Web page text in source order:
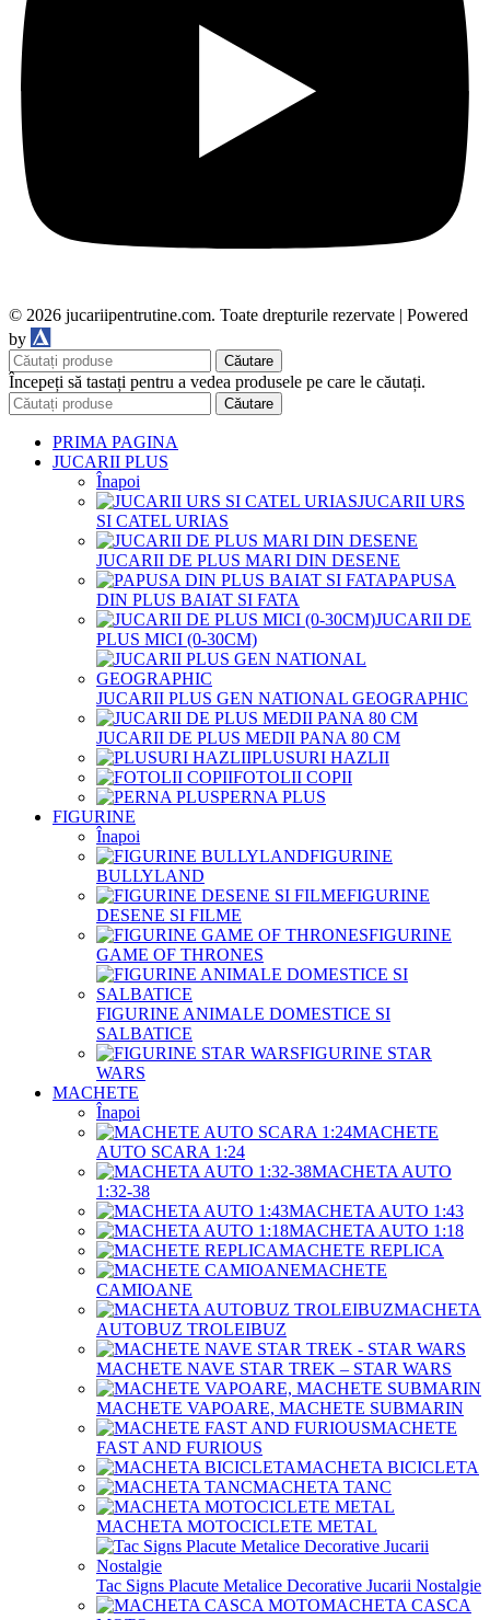
© 2026 jucariipentrutine.com. Toate drepturile rezervate | Powered
by
Căutare
Începeți să tastați pentru a vedea produsele pe care le căutați.
Căutare
PRIMA PAGINA
JUCARII PLUS
Înapoi
JUCARII URS
SI CATEL URIAS
JUCARII DE PLUS MARI DIN DESENE
PAPUSA
DIN PLUS BAIAT SI FATA
JUCARII DE
PLUS MICI (0-30CM)
JUCARII PLUS GEN NATIONAL GEOGRAPHIC
JUCARII DE PLUS MEDII PANA 80 CM
PLUSURI HAZLII
FOTOLII COPII
PERNA PLUS
FIGURINE
Înapoi
FIGURINE
BULLYLAND
FIGURINE
DESENE SI FILME
FIGURINE
GAME OF THRONES
FIGURINE ANIMALE DOMESTICE SI
SALBATICE
FIGURINE STAR
WARS
MACHETE
Înapoi
MACHETE
AUTO SCARA 1:24
MACHETA AUTO
1:32-38
MACHETA AUTO 1:43
MACHETA AUTO 1:18
MACHETE REPLICA
MACHETE
CAMIOANE
MACHETA
AUTOBUZ TROLEIBUZ
MACHETE NAVE STAR TREK – STAR WARS
MACHETE VAPOARE, MACHETE SUBMARIN
MACHETE
FAST AND FURIOUS
MACHETA BICICLETA
MACHETA TANC
MACHETA MOTOCICLETE METAL
Tac Signs Placute Metalice Decorative Jucarii Nostalgie
MACHETA CASCA